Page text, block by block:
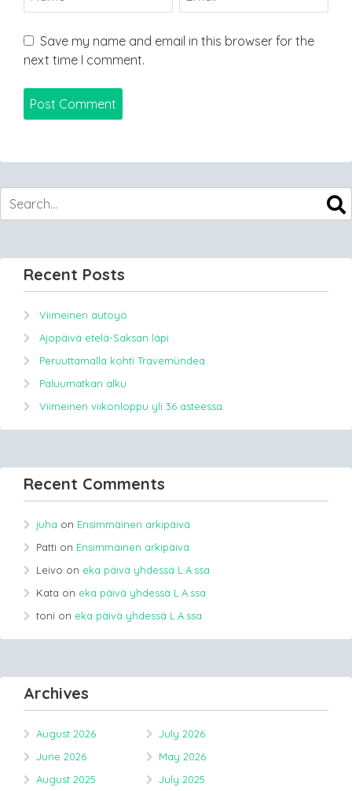
Save my name and email in this browser for the
next time I comment.
Recent Posts
Viimeinen autoyö
Ajopäivä etelä-Saksan läpi
Peruuttamalla kohti Travemündea
Paluumatkan alku
Viimeinen viikonloppu yli 36 asteessa.
Recent Comments
juha on Ensimmäinen arkipäivä
Patti on Ensimmäinen arkipäivä
Leivo on eka päivä yhdessä L.A.ssa
Kata on eka päivä yhdessä L.A.ssa
toni on eka päivä yhdessä L.A.ssa
Archives
August 2026
July 2026
June 2026
May 2026
August 2025
July 2025